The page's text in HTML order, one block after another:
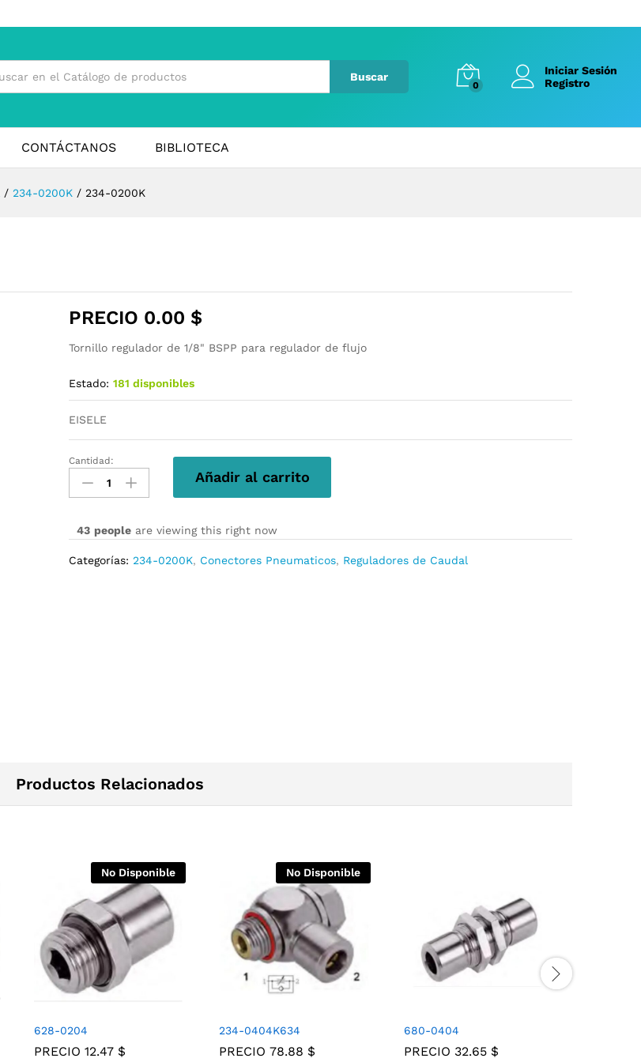
Buscar
0
Iniciar Sesión
Registro
CONTÁCTANOS BIBLIOTECA
/ 234-0200K / 234-0200K
PRECIO 0.00 $
Tornillo regulador de 1/8" BSPP para regulador de flujo
Estado: 181 disponibles
EISELE
234-
0200K
cantidad
Cantidad:
Añadir al carrito
43 people are viewing this right now
Categorías: 234-0200K, Conectores Pneumaticos, Reguladores de Caudal
Productos Relacionados
No Disponible
628-0204
PRECIO 12.47 $
No Disponible
234-0404K634
PRECIO 78.88 $
680-0404
PRECIO 32.65 $